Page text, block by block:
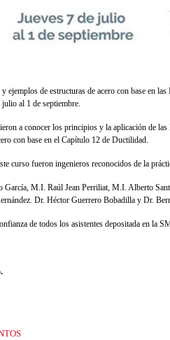
ejemplos de estructuras de acero con base en
al 1 de septiembre.
a conocer los principios y la aplicación de
con base en el Capítulo 12 de Ductilidad.
curso fueron ingenieros reconocidos de la
M.I. Raúl Jean Perriliat, M.I. Alberto
Dr. Héctor Guerrero Bobadilla y Dr.
de todos los asistentes depositada en la